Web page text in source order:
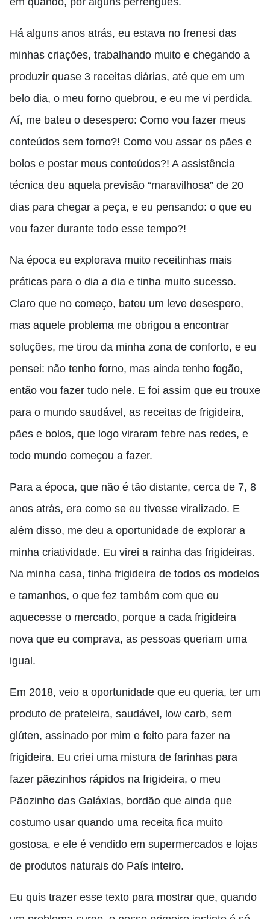
Há alguns anos atrás, eu estava no frenesi das
minhas criações, trabalhando muito e chegando a
produzir quase 3 receitas diárias, até que em um
belo dia, o meu forno quebrou, e eu me vi perdida.
Aí, me bateu o desespero: Como vou fazer meus
conteúdos sem forno?! Como vou assar os pães e
bolos e postar meus conteúdos?! A assistência
técnica deu aquela previsão “maravilhosa” de 20
dias para chegar a peça, e eu pensando: o que eu
vou fazer durante todo esse tempo?!
Na época eu explorava muito receitinhas mais
práticas para o dia a dia e tinha muito sucesso.
C laro que no começo, bateu um leve desespero,
mas aquele problema me obrigou a encontrar
soluções, me tirou da minha zona de conforto, e eu
pensei: não tenho forno, mas ainda tenho fogão,
então vou fazer tudo nele. E foi assim que eu trouxe
para o mundo saudável, as receitas de frigideira,
pães e bolos, que logo viraram febre nas redes, e
todo mundo começou a fazer.
Para a época, que não é tão distante, cerca de 7, 8
anos atrás, era como se eu tivesse viralizado. E
além disso, me deu a oportunidade de explorar a
minha criatividade. Eu virei a rainha das frigideiras.
Na minha casa, tinha frigideira de todos os modelos
e tamanhos, o que fez também com que eu
aquecesse o mercado, porque a cada frigideira
nova que eu comprava, as pessoas queriam uma
igual.
Em 2018, veio a oportunidade que eu queria, ter um
produto de prateleira, saudável, low carb, sem
glúten, assinado por mim e feito para fazer na
frigideira. Eu criei uma mistura de farinhas para
fazer pãezinhos rápidos na frigideira, o meu
Pãozinho das Galáxias, bordão que ainda que
costumo usar quando uma receita fica muito
gostosa, e ele é vendido em supermercados e lojas
de produtos naturais do País inteiro.
Eu quis trazer esse texto para mostrar que, quando